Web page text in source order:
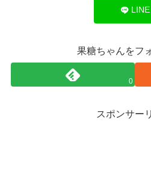
LINE
果糖ちゃんをフ
0
スポンサー